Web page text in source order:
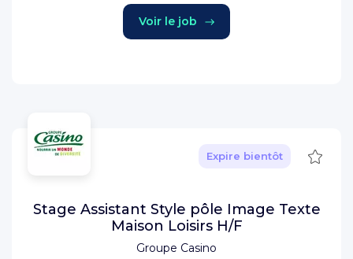
Voir le job
Groupe Casino
Expire bientôt
Stage Assistant Style pôle Image Texte
Maison Loisirs H/F